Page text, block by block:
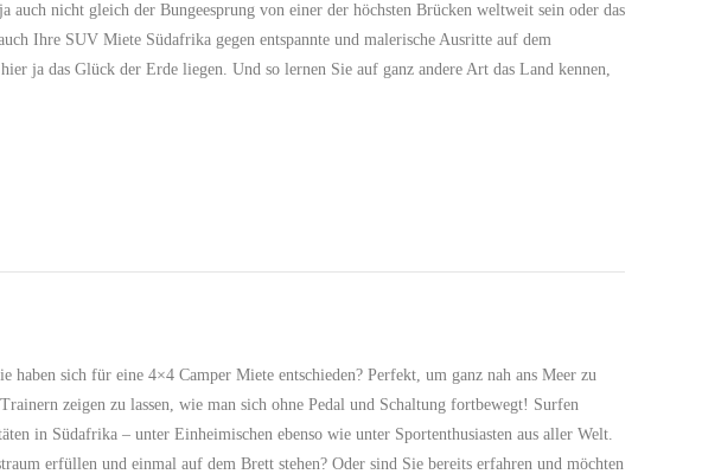
auch nicht gleich der Bungeesprung von einer der höchsten Brücken weltweit sein oder das
Ihre SUV Miete Südafrika gegen entspannte und malerische Ausritte auf dem
ja das Glück der Erde liegen. Und so lernen Sie auf ganz andere Art das Land kennen,
haben sich für eine 4×4 Camper Miete entschieden? Perfekt, um ganz nah ans Meer zu
zeigen zu lassen, wie man sich ohne Pedal und Schaltung fortbewegt! Surfen
in Südafrika – unter Einheimischen ebenso wie unter Sportenthusiasten aus aller Welt.
erfüllen und einmal auf dem Brett stehen? Oder sind Sie bereits erfahren und möchten